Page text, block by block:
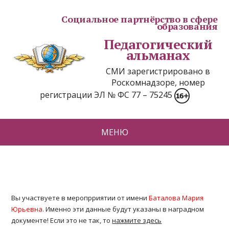
Социальное партнёрство в сфере
образования
Педагогический
альманах
СМИ зарегистрировано в
Роскомнадзоре, номер
регистрации ЭЛ № ФС 77 – 75245
МЕНЮ
Вы участвуете в меропрриятии от имениБаталова Мария
Юрьевна. Именно эти данные будут указаны в наградном
документе! Если это не так, тонажмите здесь